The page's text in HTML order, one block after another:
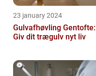
23 january 2024
Gulvafhøvling Gentofte:
Giv dit trægulv nyt liv